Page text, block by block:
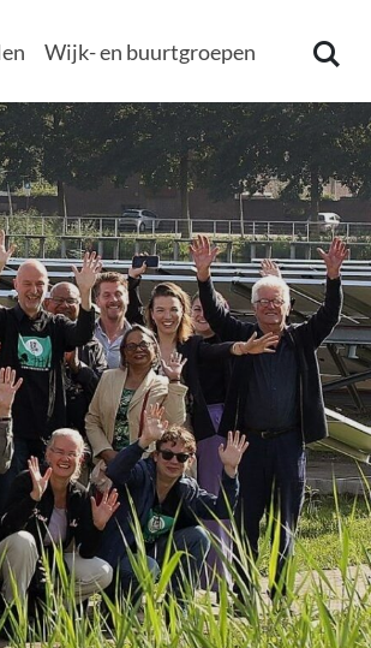
Wijk- en buurtgroepen